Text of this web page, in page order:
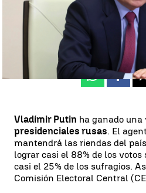
Neila Gallego
Actualizado:
17 de
Publicado: 17 de marzo
Whatsapp
Vladímir Putin ha ganado
presidenciales rusas. El
mantendrá las riendas del
lograr casi el 88% de los
casi el 25% de los sufragios.
Comisión Electoral Central